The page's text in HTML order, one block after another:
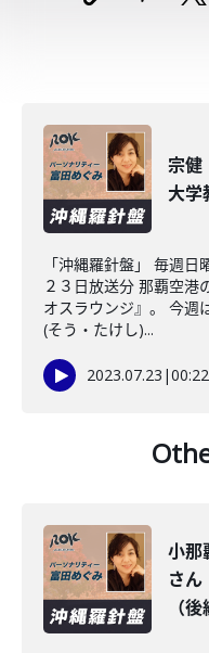
宗健
大学
「沖縄羅針盤」 毎週
２３日放送分 那覇空港
オスラウンジ』。 今週
(そう・たけし)...
2023.07.23 |
小那
さん
（後